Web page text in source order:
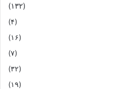
(۱۳۲)
(۴)
(۱۶)
(۷)
(۳۲)
(۱۹)